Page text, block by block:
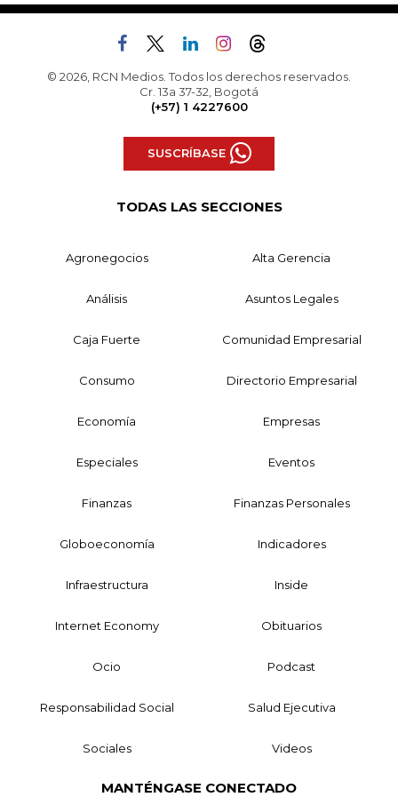
© 2026, RCN Medios. Todos los derechos reservados.
Cr. 13a 37-32, Bogotá
(+57) 1 4227600
SUSCRÍBASE
TODAS LAS SECCIONES
Agronegocios Alta Gerencia
Análisis Asuntos Legales
Caja Fuerte Comunidad Empresarial
Consumo Directorio Empresarial
Economía Empresas
Especiales Eventos
Finanzas Finanzas Personales
Globoeconomía Indicadores
Infraestructura Inside
Internet Economy Obituarios
Ocio Podcast
Responsabilidad Social Salud Ejecutiva
Sociales Videos
MANTÉNGASE CONECTADO